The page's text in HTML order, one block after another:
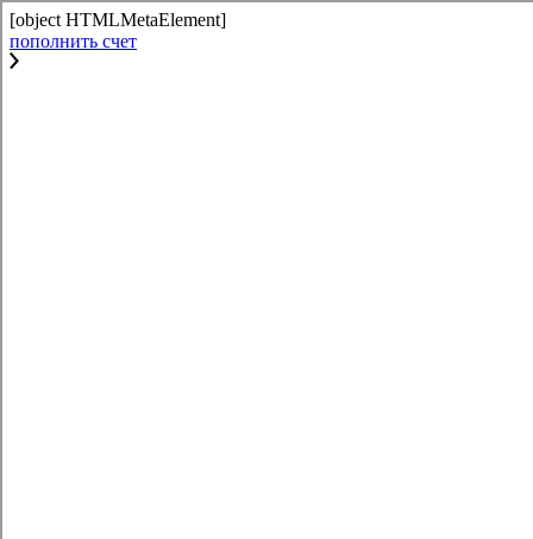
[object HTMLMetaElement]
пополнить счет